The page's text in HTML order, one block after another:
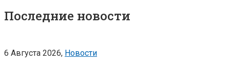
Последние новости
6 Августа 2026, Новости